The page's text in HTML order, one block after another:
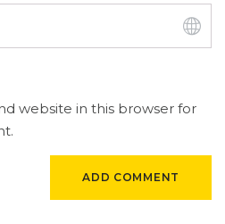
website in this browser for